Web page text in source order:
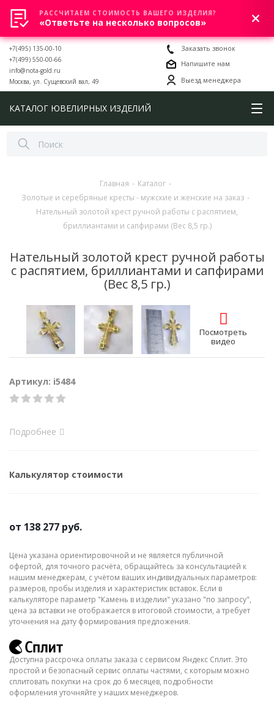
0
+7(495) 135-00-10
+7(499) 550-00-66
info@nota-gold.ru
Москва, ул. Сущевский вал, 49
Заказать звонок
Напишите нам
Выезд менеджера
КАТАЛОГ ЮВЕЛИРНЫХ ИЗДЕЛИЙ
Главная - Каталог -
Золотые и серебряные кресты - мужские и женские на заказ -
Нательный золотой крест ручной работы с распятием,
бриллиантами и сапфирами (Вес 8,5 гр.)
Нательный золотой крест ручной работы
с распятием, бриллиантами и сапфирами
(Вес 8,5 гр.)
Посмотреть
видео
Артикул: i5484
Подробнее
Калькулятор стоимости
от 138 277 руб.
Цена указана ориентировочной и не является публичной
офертой, для точного расчёта, обращайтесь за консультацией к
нашим менеджерам, с учётом ваших индивидуальных параметров:
размеров, пробы изделия и характеристик вставок. Если в
калькуляторе параметр "Камень в изделии" указано "по запросу",
цена за вставки не отображается в итоговой стоимости, а требует
уточнения на дату формирования предложения.
Доступна рассрочка оплаты заказа с сервисом Яндекс Сплит. Это
простой и безопасный сервис оплаты частями, с которым можно
сплитовать покупки на срок до 6 месяцев, подробности
оформления уточняйте у наших менеджеров.
РАССЧИТАЕМ СТОИМОСТЬ ВАШЕГО ИЗДЕЛИЯ?
«Ответьте на несколько вопросов»